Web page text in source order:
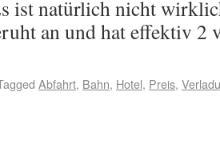
ist natürlich nicht
an und hat effektiv
Abfahrt, Bahn, Hotel, Preis,